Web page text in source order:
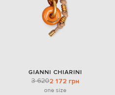
GIANNI CHIARINI
3 6202 172 грн
one size